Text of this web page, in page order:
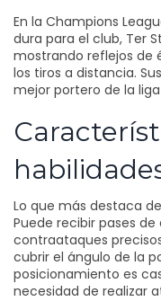
En la Champions
dura para el club, Ter
mostrando reflejos de
los tiros a distancia.
mejor portero de la
Lo que más destaca
Puede recibir pases
contraataques
cubrir el ángulo de la
posicionamiento es
necesidad de realizar